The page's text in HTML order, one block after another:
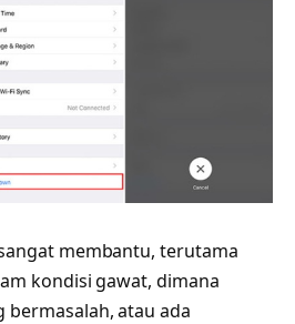
membantu, terutama
kondisi gawat, dimana
atau ada